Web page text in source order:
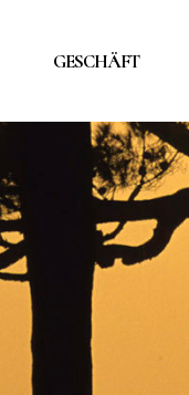
GESCHÄFT